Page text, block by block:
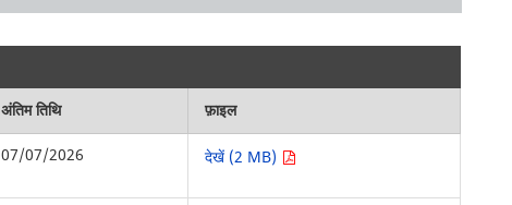
अंतिम तिथि
फ़ाइल
07/07/2026 देखें (2 MB)